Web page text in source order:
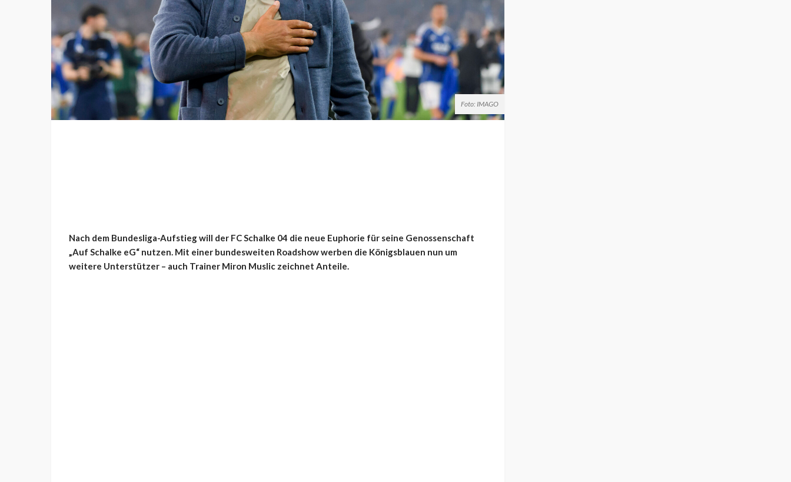
Foto: IMAGO
Nach dem Bundesliga-Aufstieg will der FC Schalke 04 die neue Euphorie für seine Genossenschaft
„Auf Schalke eG“ nutzen. Mit einer bundesweiten Roadshow werben die Königsblauen nun um
weitere Unterstützer – auch Trainer Miron Muslic zeichnet Anteile.